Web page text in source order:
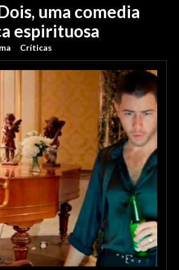
uma comedia
espirituosa
Críticas